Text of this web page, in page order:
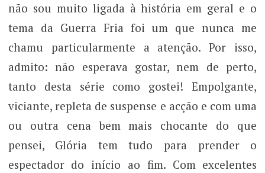
não sou muito ligada à história em geral e o
tema da Guerra Fria foi um que nunca me
chamu particularmente a atenção. Por isso,
admito: não esperava gostar, nem de perto,
tanto desta série como gostei! Empolgante,
viciante, repleta de suspense e acção e com uma
ou outra cena bem mais chocante do que
pensei, Glória tem tudo para prender o
espectador do início ao fim. Com excelentes